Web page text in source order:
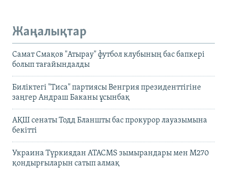
Жаңалықтар
Самат Смақов "Атырау" футбол клубының бас бапкері
болып тағайындалды
Биліктегі "Тиса" партиясы Венгрия президенттігіне
заңгер Андраш Баканы ұсынбақ
АҚШ сенаты Тодд Бланшты бас прокурор лауазымына
бекітті
Украина Түркиядан ATACMS зымырандары мен M270
қондырғыларын сатып алмақ